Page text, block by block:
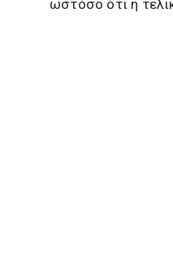
ωστόσο ότι η